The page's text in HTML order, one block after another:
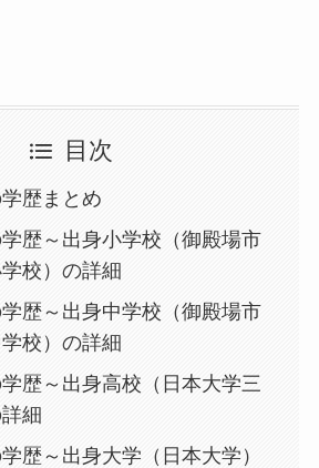
目次
歴まとめ
歴～出身小学校（御殿場市
校）の詳細
歴～出身中学校（御殿場市
校）の詳細
歴～出身高校（日本大学三
細
歴～出身大学（日本大学）